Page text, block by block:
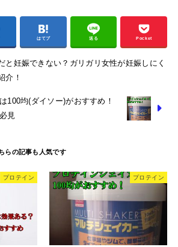
はてブ 送る Pocket
と妊娠できない？ガリガリ女性が妊娠しにく
介！
100均(ダイソー)がおすすめ！
見
プロテイン プロテイン